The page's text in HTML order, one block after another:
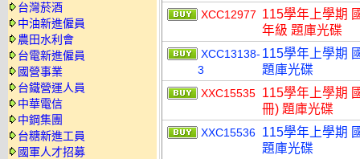
台灣菸酒
中油新進僱員
農田水利會
台電新進僱員
國營事業
台鐵營運人員
中華電信
中鋼集團
台糖新進工員
國軍人才招募
XCC12977 115學年上學期
年級 題庫光碟
XCC13138-
3
115學年上學期
題庫光碟
XXC15535 115學年上學期
冊) 題庫光碟
XXC15536 115學年上學期
題庫光碟